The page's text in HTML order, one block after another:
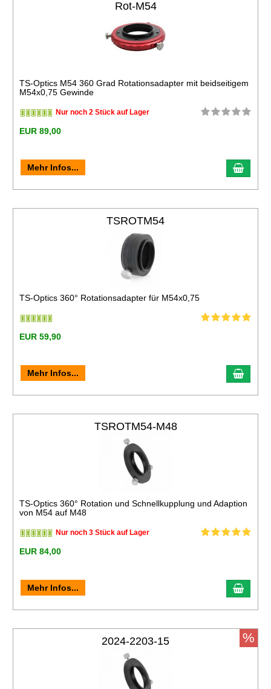
Rot-M54
TS-Optics M54 360 Grad Rotationsadapter mit beidseitigem
M54x0,75 Gewinde
Nur noch 2 Stück auf Lager
EUR 89,00
Mehr Infos...
TSROTM54
TS-Optics 360° Rotationsadapter für M54x0,75
EUR 59,90
Mehr Infos...
TSROTM54-M48
TS-Optics 360° Rotation und Schnellkupplung und Adaption
von M54 auf M48
Nur noch 3 Stück auf Lager
EUR 84,00
Mehr Infos...
2024-2203-15 %